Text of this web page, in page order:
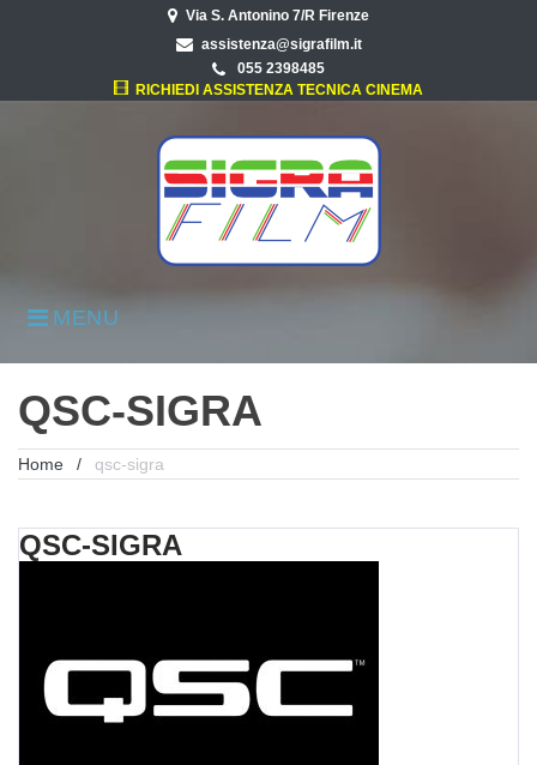
Via S. Antonino 7/R Firenze
assistenza@sigrafilm.it
055 2398485
RICHIEDI ASSISTENZA TECNICA CINEMA
MENU
QSC-SIGRA
Home / qsc-sigra
QSC-SIGRA